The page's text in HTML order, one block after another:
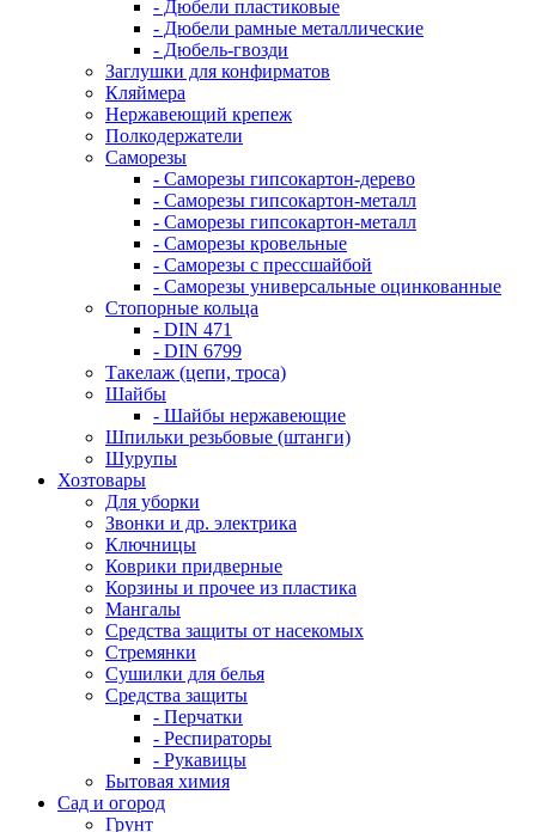
- Дюбели пластиковые
- Дюбели рамные металлические
- Дюбель-гвозди
Заглушки для конфирматов
Кляймера
Нержавеющий крепеж
Полкодержатели
Саморезы
- Саморезы гипсокартон-дерево
- Саморезы гипсокартон-металл
- Саморезы гипсокартон-металл
- Саморезы кровельные
- Саморезы с прессшайбой
- Саморезы универсальные оцинкованные
Стопорные кольца
- DIN 471
- DIN 6799
Такелаж (цепи, троса)
Шайбы
- Шайбы нержавеющие
Шпильки резьбовые (штанги)
Шурупы
Хозтовары
Для уборки
Звонки и др. электрика
Ключницы
Коврики придверные
Корзины и прочее из пластика
Мангалы
Средства защиты от насекомых
Стремянки
Сушилки для белья
Средства защиты
- Перчатки
- Респираторы
- Рукавицы
Бытовая химия
Сад и огород
Грунт